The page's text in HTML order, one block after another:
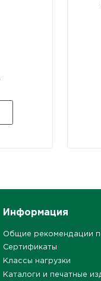
Информация
Общие рекомендации
Сертификаты
Классы нагрузки
Каталоги и печатные